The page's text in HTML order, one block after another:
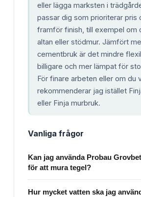
eller lägga marksten i
passar dig som prioriterar pris
framför finish, till exempel om
altan eller stödmur. Jämfört
cementbruk är det mindre
billigare och mer lämpat för
För finare arbeten eller om du
rekommenderar jag istället
eller Finja murbruk.
Vanliga frågor
Kan jag använda Probau
för att mura tegel?
Hur mycket vatten ska jag